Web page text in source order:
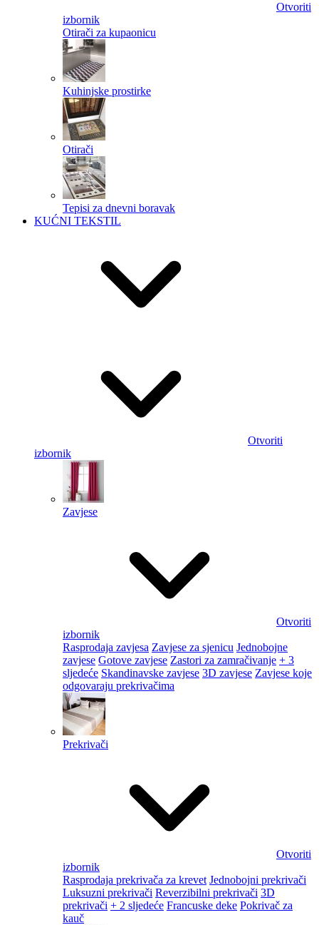
Otvoriti
izbornik
Otirači za kupaonicu
Kuhinjske prostirke
Otirači
Tepisi za dnevni boravak
KUĆNI TEKSTIL
Otvoriti
izbornik
Zavjese
Otvoriti
izbornik
Rasprodaja zavjesa Zavjese za sjenicu Jednobojne
zavjese Gotove zavjese Zastori za zamračivanje + 3
sljedeće Skandinavske zavjese 3D zavjese Zavjese koje
odgovaraju prekrivačima
Prekrivači
Otvoriti
izbornik
Rasprodaja prekrivača za krevet Jednobojni prekrivači
Luksuzni prekrivači Reverzibilni prekrivači 3D
prekrivači + 2 sljedeće Francuske deke Pokrivač za
kauč